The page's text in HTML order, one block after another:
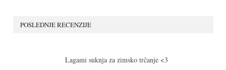
POSLEDNJE RECENZIJE
Lagami suknja za zimsko trčanje <3